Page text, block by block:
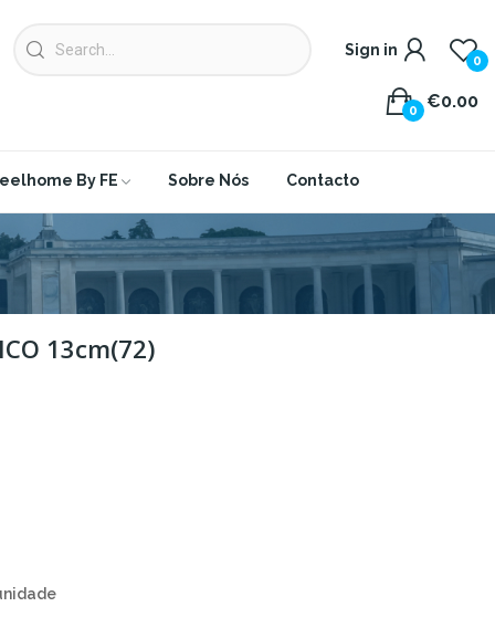
Sign in
0
€0.00
0
By FE Sobre Nós Contacto
13cm(72)